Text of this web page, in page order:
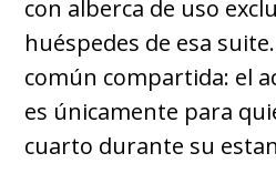
con alberca de uso
huéspedes de esa
común compartida: el
es únicamente para
cuarto durante su